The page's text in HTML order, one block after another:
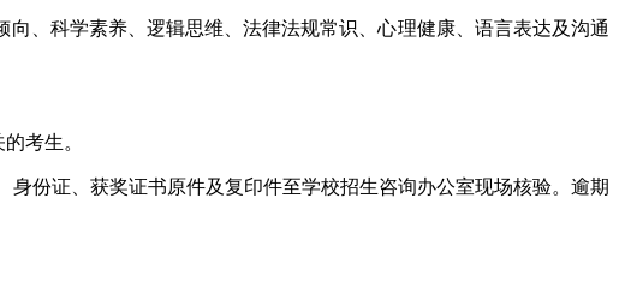
、科学素养、逻辑思维、法律法规常识、心理健康、语言表达及沟通
考生。
份证、获奖证书原件及复印件至学校招生咨询办公室现场核验。逾期